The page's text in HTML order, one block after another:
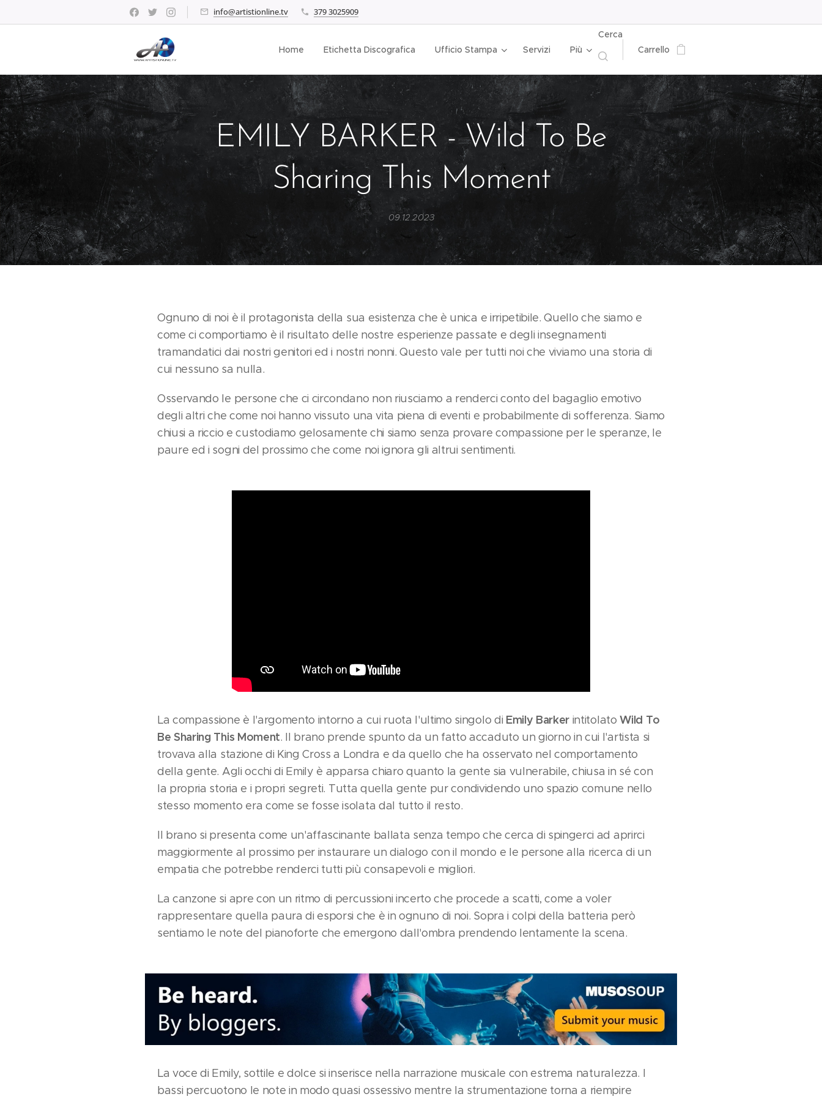
info@artistionline.tv 379 3025909
Home Etichetta Discografica Ufficio Stampa Servizi Più
Cerca
Carrello
EMILY BARKER - Wild To Be
Sharing This Moment
09.12.2023
Ognuno di noi è il protagonista della sua esistenza che è unica e irripetibile. Quello che siamo e
come ci comportiamo è il risultato delle nostre esperienze passate e degli insegnamenti
tramandatici dai nostri genitori ed i nostri nonni. Questo vale per tutti noi che viviamo una storia di
cui nessuno sa nulla.
Osservando le persone che ci circondano non riusciamo a renderci conto del bagaglio emotivo
degli altri che come noi hanno vissuto una vita piena di eventi e probabilmente di sofferenza. Siamo
chiusi a riccio e custodiamo gelosamente chi siamo senza provare compassione per le speranze, le
paure ed i sogni del prossimo che come noi ignora gli altrui sentimenti.
La compassione è l'argomento intorno a cui ruota l'ultimo singolo di Emily Barker intitolatoWild To
Be Sharing This Moment. Il brano prende spunto da un fatto accaduto un giorno in cui l'artista si
trovava alla stazione di King Cross a Londra e da quello che ha osservato nel comportamento
della gente. Agli occhi di Emily è apparsa chiaro quanto la gente sia vulnerabile, chiusa in sé con
la propria storia e i propri segreti. Tutta quella gente pur condividendo uno spazio comune nello
stesso momento era come se fosse isolata dal tutto il resto.
Il brano si presenta come un'affascinante ballata senza tempo che cerca di spingerci ad aprirci
maggiormente al prossimo per instaurare un dialogo con il mondo e le persone alla ricerca di un
empatia che potrebbe renderci tutti più consapevoli e migliori.
La canzone si apre con un ritmo di percussioni incerto che procede a scatti, come a voler
rappresentare quella paura di esporsi che è in ognuno di noi. Sopra i colpi della batteria però
sentiamo le note del pianoforte che emergono dall'ombra prendendo lentamente la scena.
La voce di Emily, sottile e dolce si inserisce nella narrazione musicale con estrema naturalezza. I
bassi percuotono le note in modo quasi ossessivo mentre la strumentazione torna a riempire